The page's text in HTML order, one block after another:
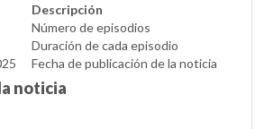
Descripción
Número de episodios
Duración de cada episodio
Fecha de publicación de la noticia
noticia